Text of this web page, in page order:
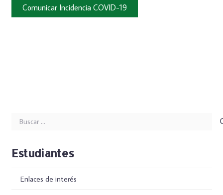
Comunicar Incidencia COVID-19
Buscar:
Estudiantes
Enlaces de interés